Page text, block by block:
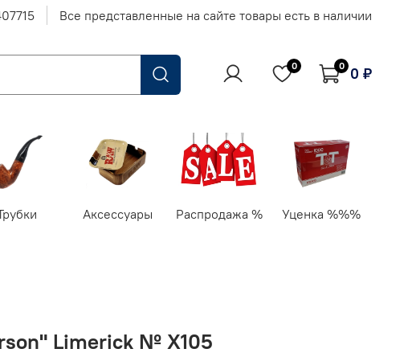
Все представленные на сайте товары есть в наличии
0 0 0 ₽
Аксессуары Распродажа % Уценка %%%
Limerick № X105